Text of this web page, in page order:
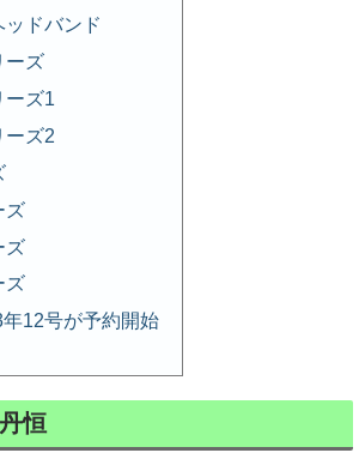
ドバンド
ーズ
ーズ1
ーズ2
ズ
ズ
ズ
年12号が予約開始
恒